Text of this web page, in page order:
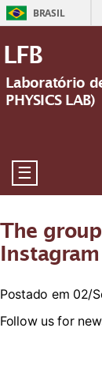
BRASIL
LFB
Laboratório
PHYSICS LAB)
☰
The
Postado em 02/
Follow us for